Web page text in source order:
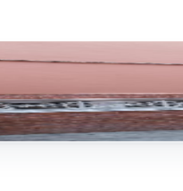
?
? Comparaison